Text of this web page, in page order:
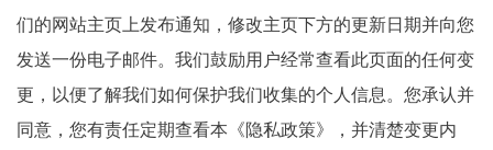
们的网站主页上发布通知，修改主页下方的更新日期并向您
发送一份电子邮件。我们鼓励用户经常查看此页面的任何变
更，以便了解我们如何保护我们收集的个人信息。您承认并
同意，您有责任定期查看本《隐私政策》，并清楚变更内